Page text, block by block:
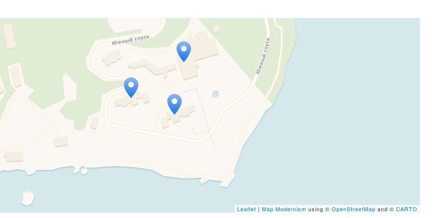
Travelers' Map is loading...
If you see this after your page is loaded completely, leafletJS files are missing.
Leaflet | Map Modernism using © OpenStreetMap and © CARTO